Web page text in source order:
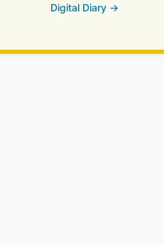
Digital Diary →